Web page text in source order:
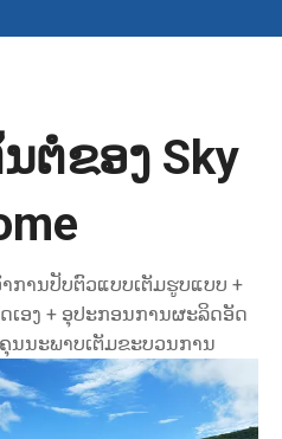
ຕໍຂອງ Sky
ການປັບຕົວແບບເຕັມຮູບແບບ +
ເອງ + ອຸປະກອນການຜະລິດອັດ
ນນະພາບເຕັມຂະບວນການ